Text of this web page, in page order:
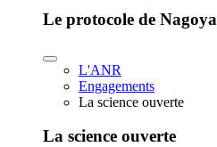
Le protocole de Nagoya
L'ANR
Engagements
La science ouverte
La science ouverte